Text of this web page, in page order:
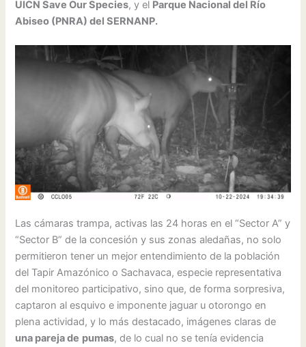
UICN Save Our Species, y el Parque Nacional del Río
Abiseo (PNRA) del SERNANP.
Las cámaras trampa, activas las 24 horas en el “Sector A” y
“Sector B” de la concesión y sus zonas aledañas, no solo
permitieron tener un mejor entendimiento de la población
del Tapir Amazónico o Sachavaca, especie representativa
del monitoreo participativo, sino que, de forma sorpresiva,
captaron al esquivo e imponente jaguar u otorongo en
plena actividad, y lo más destacado, imágenes claras de
una pareja de pumas, de lo cual no se tenía evidencia